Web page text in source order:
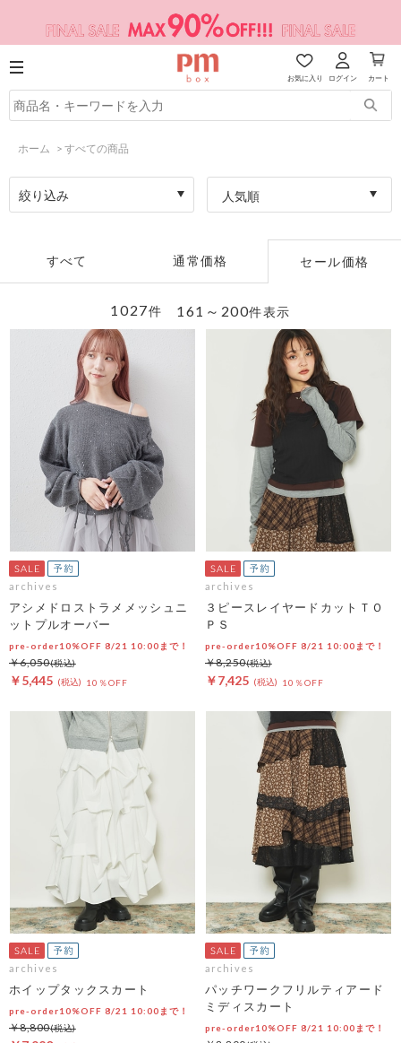
お気に入り ログイン カート
ホーム > すべての商品
絞り込み 人気順
すべて 通常価格 セール価格
161～200件表示
1027件
archives
アシメドロストラメメッシュニ
ットプルオーバー
pre-order10%OFF 8/21 10:00まで！
￥5,445 10％OFF
￥6,050
archives
３ピースレイヤードカットＴＯ
ＰＳ
pre-order10%OFF 8/21 10:00まで！
￥7,425 10％OFF
￥8,250
archives
ホイップタックスカート
pre-order10%OFF 8/21 10:00まで！
￥8,800
archives
パッチワークフリルティアード
ミディスカート
pre-order10%OFF 8/21 10:00まで！